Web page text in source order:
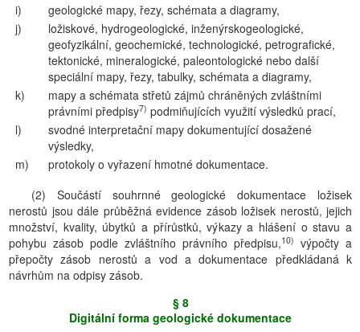
i)
geologické mapy, řezy, schémata a diagramy,
j)
ložiskové, hydrogeologické, inženýrskogeologické,
geofyzikální, geochemické, technologické, petrografické,
tektonické, mineralogické, paleontologické nebo další
speciální mapy, řezy, tabulky, schémata a diagramy,
k)
mapy a schémata střetů zájmů chráněných zvláštními
právními předpisy7) podmiňujících využití výsledků prací,
l)
svodné interpretační mapy dokumentující dosažené
výsledky,
m)
protokoly o vyřazení hmotné dokumentace.
(2) Součástí souhrnné geologické dokumentace ložisek
nerostů jsou dále průběžná evidence zásob ložisek nerostů, jejich
množství, kvality, úbytků a přírůstků, výkazy a hlášení o stavu a
pohybu zásob podle zvláštního právního předpisu,10) výpočty a
přepočty zásob nerostů a vod a dokumentace předkládaná k
návrhům na odpisy zásob.
§ 8
Digitální forma geologické dokumentace